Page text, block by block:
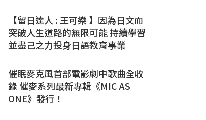
【留日達人 : 王可樂 】因為日文而
突破人生道路的無限可能 持續學習
並盡己之力投身日語教育事業
催眠麥克風首部電影劇中歌曲全收
錄 催麥系列最新專輯《MIC AS
ONE》發行！